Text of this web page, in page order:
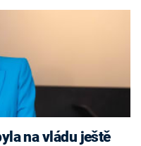
na vládu ještě